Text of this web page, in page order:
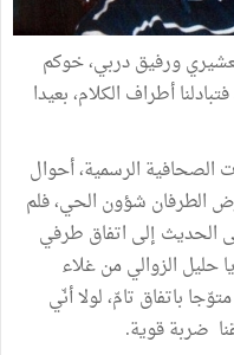
ورفيق دربي، خوكم
أطراف الكلام، بعيدا
الصحافية الرسمية، أحوال
الطرفان شؤون الحي، فلم
الحديث إلى اتفاق طرفي
حليل الزوالي من غلاء
باتفاق تامّ، لولا أنّي
ضربة قوية.